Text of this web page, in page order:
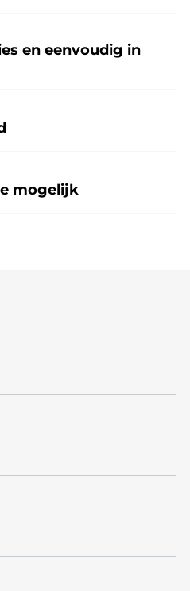
en eenvoudig in
mogelijk